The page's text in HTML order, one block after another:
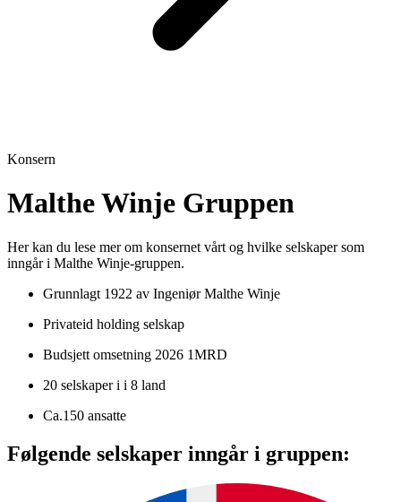
Konsern
Malthe Winje Gruppen
Her kan du lese mer om konsernet vårt og hvilke selskaper som
inngår i Malthe Winje-gruppen.
Grunnlagt 1922 av Ingeniør Malthe Winje
Privateid holding selskap
Budsjett omsetning 2026 1MRD
20 selskaper i i 8 land
Ca.150 ansatte
Følgende selskaper inngår i gruppen: